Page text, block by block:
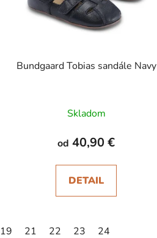
Bundgaard Tobias sandále Navy
Skladom
od 40,90 €
DETAIL
19 21 22 23 24